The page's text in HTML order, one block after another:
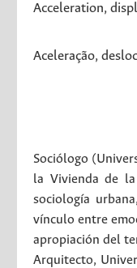
Acceleration,
Aceleração,
Sociólogo
la Vivienda de
sociología
vínculo entre
apropiación del
Arquitecto,